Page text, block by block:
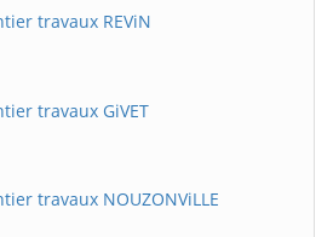
travaux REViN
travaux GiVET
travaux NOUZONViLLE